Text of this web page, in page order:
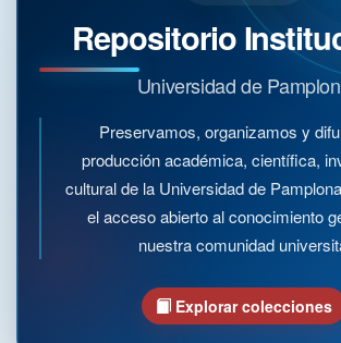
Repositorio
Universidad de
Preservamos, organizamos y
producción académica, científica,
cultural de la Universidad de
el acceso abierto al conocimiento
nuestra comunidad
Explorar colecciones